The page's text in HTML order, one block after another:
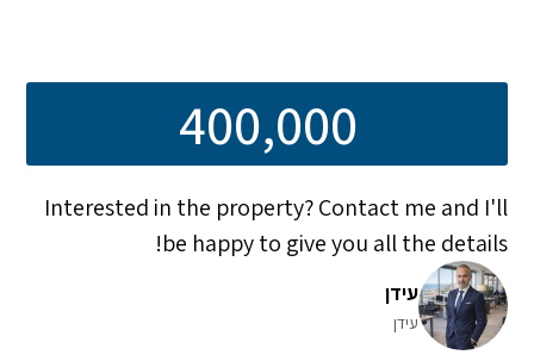
400,000
Interested in the property? Contact me and I'll
be happy to give you all the details!
עידן
עידן